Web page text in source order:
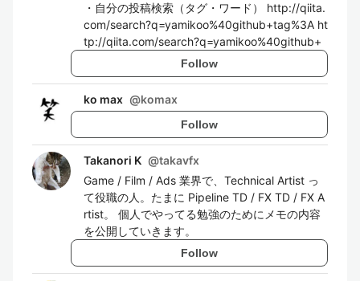
・自分の投稿検索（タグ・ワード） http://qiita.
com/search?q=yamikoo%40github+tag%3A ht
tp://qiita.com/search?q=yamikoo%40github+
Follow
ko max @komax
Follow
Takanori K @takavfx
Game / Film / Ads 業界で、Technical Artist っ
て役職の人。たまに Pipeline TD / FX TD / FX A
rtist。 個人でやってる勉強のためにメモの内容
を公開していきます。
Follow